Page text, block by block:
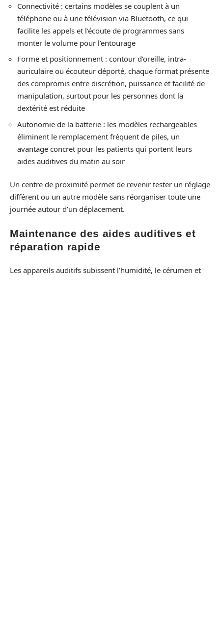
Connectivité : certains modèles se couplent à un
téléphone ou à une télévision via Bluetooth, ce qui
facilite les appels et l’écoute de programmes sans
monter le volume pour l’entourage
Forme et positionnement : contour d’oreille, intra-
auriculaire ou écouteur déporté, chaque format présente
des compromis entre discrétion, puissance et facilité de
manipulation, surtout pour les personnes dont la
dextérité est réduite
Autonomie de la batterie : les modèles rechargeables
éliminent le remplacement fréquent de piles, un
avantage concret pour les patients qui portent leurs
aides auditives du matin au soir
Un centre de proximité permet de revenir tester un réglage
différent ou un autre modèle sans réorganiser toute une
journée autour d’un déplacement.
Maintenance des aides auditives et
réparation rapide
Les appareils auditifs subissent l’humidité, le cérumen et